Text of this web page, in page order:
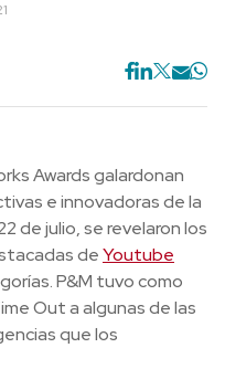
Awards galardonan
e innovadoras de la
de julio, se revelaron los
deYoutube
P&M tuvo como
Out a algunas de las
que los